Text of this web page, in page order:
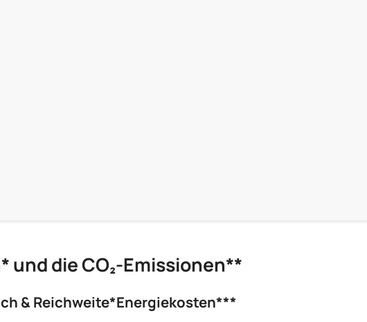
die CO₂-Emissionen**
& Reichweite*Energiekosten***